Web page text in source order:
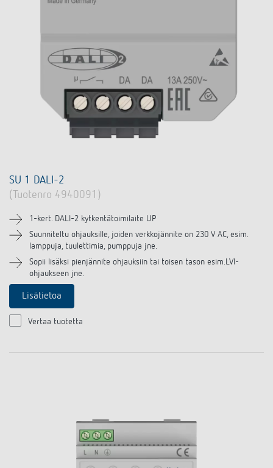
Ilmastoinnin säätö
Lisätarvikkeet
DALI-2 valaistuksen ohjaus
Kytkentä- ja himmennys LED
Ilmanvaihto
Theben sovellukset
Ajankohtaista
Yhteistyö
Ympäristö
Historia
Yhteyshenkilösi Thebenillä
Tiedustelut
Myynti maailmanlaajuisesti
Tuotehaku
Mediakirjasto
Smart Metering
SU 1 DALI-2
(Tuotenro 4940091)
1-kert. DALI-2 kytkentätoimilaite UP
Suunniteltu ohjauksille, joiden verkkojännite on 230 V AC, esim.
lamppuja, tuulettimia, pumppuja jne.
Sopii lisäksi pienjännite ohjauksiin tai toisen tason esim.LVI-
ohjaukseen jne.
Lisätietoa
Vertaa tuotetta